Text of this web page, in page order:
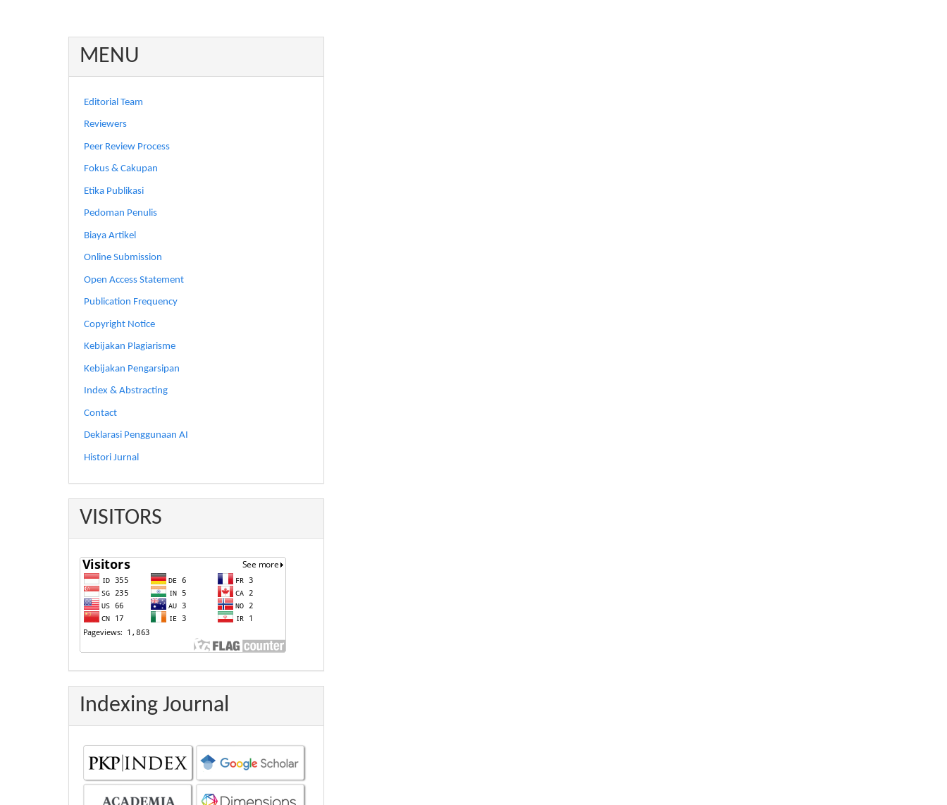
MENU
Editorial Team
Reviewers
Peer Review Process
Fokus & Cakupan
Etika Publikasi
Pedoman Penulis
Biaya Artikel
Online Submission
Open Access Statement
Publication Frequency
Copyright Notice
Kebijakan Plagiarisme
Kebijakan Pengarsipan
Index & Abstracting
Contact
Deklarasi Penggunaan AI
Histori Jurnal
VISITORS
Indexing Journal